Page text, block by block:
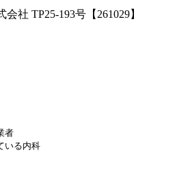
社 TP25-193号【261029】
者
いる内科